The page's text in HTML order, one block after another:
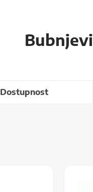
Bubnjevi
Dostupnost